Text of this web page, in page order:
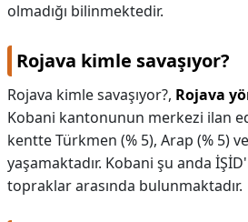
olmadığı bilinmektedir.
Rojava kimle savaşıyor?
Rojava kimle savaşıyor?, Rojava
Kobani kantonunun merkezi ilan
kentte Türkmen (% 5), Arap (% 5)
yaşamaktadır. Kobani şu anda
topraklar arasında bulunmaktadır.